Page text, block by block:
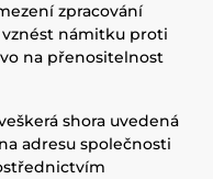
zpracování
vznést námitku proti
na přenositelnost
shora uvedená
adresu společnosti